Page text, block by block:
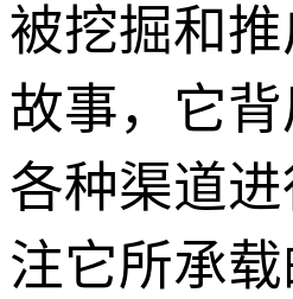
被挖掘和
故事，它
各种渠道
注它所承